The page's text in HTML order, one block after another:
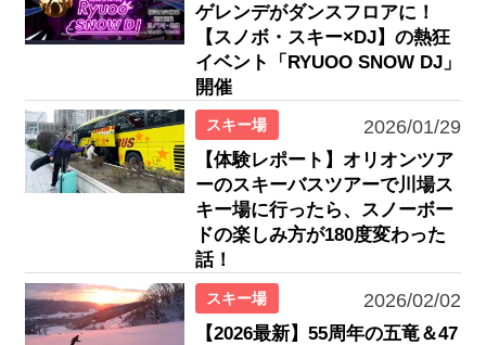
ゲレンデがダンスフロアに！
【スノボ・スキー×DJ】の熱狂
イベント「RYUOO SNOW DJ」
開催
スキー場 2026/01/29
【体験レポート】オリオンツア
ーのスキーバスツアーで川場ス
キー場に行ったら、スノーボー
ドの楽しみ方が180度変わった
話！
スキー場 2026/02/02
【2026最新】55周年の五竜＆47